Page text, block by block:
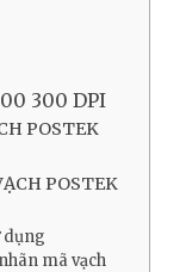
300 DPI
POSTEK
POSTEK
dụng
mã vạch